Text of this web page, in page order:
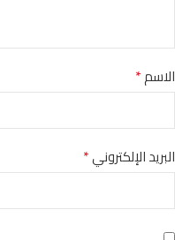
الاسم*
البريد الإلكتروني*